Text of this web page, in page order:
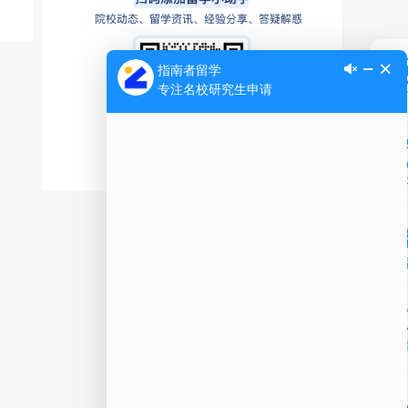
公
微
在